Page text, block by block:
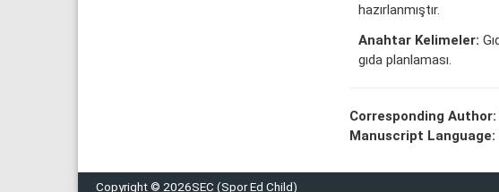
hazırlanmıştır.
Anahtar Kelimeler:
gıda planlaması.
Corresponding Author:
Manuscript Language:
Copyright © 2026SEC (Spor Ed Child)